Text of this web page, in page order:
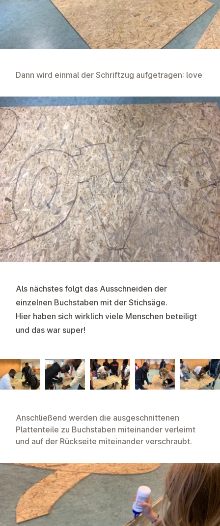
Dann wird einmal der Schriftzug aufgetragen: love
Als nächstes folgt das Ausschneiden der
einzelnen Buchstaben mit der Stichsäge.
Hier haben sich wirklich viele Menschen beteiligt
und das war super!
Anschließend werden die ausgeschnittenen
Plattenteile zu Buchstaben miteinander verleimt
und auf der Rückseite miteinander verschraubt.